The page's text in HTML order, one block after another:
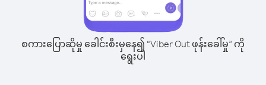
စကားပြောဆိုမှု ခေါင်းစီးမှနေ၍ “Viber Out ဖုန်းခေါ်မှု” ကို
ရွေးပါ